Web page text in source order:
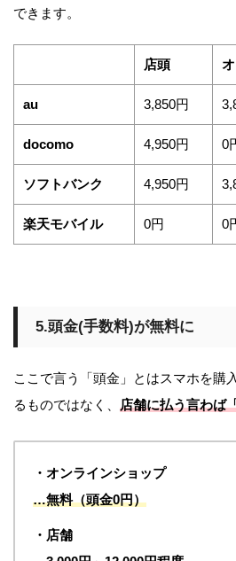
できます。
店頭
au 3,850円
docomo 4,950円 0
ソフトバンク 4,950円
楽天モバイル 0円 0
5.頭金(手数料)が無料に
ここで言う「頭金」とはスマホを購
るものではなく、 店舗に払う言わば
・オンラインショップ
…無料（頭金0円）
・店舗